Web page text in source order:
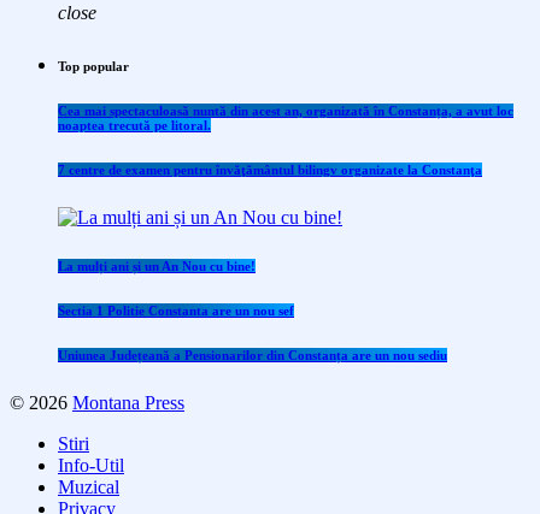
close
Top popular
Cea mai spectaculoasă nuntă din acest an, organizată în Constanța, a avut loc
noaptea trecută pe litoral.
7 centre de examen pentru învăţământul bilingv organizate la Constanţa
La mulți ani și un An Nou cu bine!
Sectia 1 Politie Constanta are un nou sef
Uniunea Județeană a Pensionarilor din Constanța are un nou sediu
© 2026 Montana Press
Stiri
Info-Util
Muzical
Privacy